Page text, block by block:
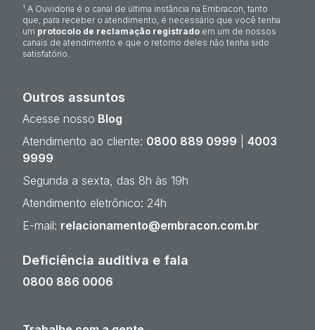
¹ A Ouvidoria é o canal de última instância na Embracon, tanto
que, para receber o atendimento, é necessário que você tenha
um protocolo de reclamação registrado em um de nossos
canais de atendimento e que o retorno deles não tenha sido
satisfatório.
Outros assuntos
Acesse nosso Blog
Atendimento ao cliente: 0800 889 0999
4003
9999
Segunda a sexta, das 8h às 19h
Atendimento eletrônico: 24h
E-mail: relacionamento@embracon.com.br
Deficiência auditiva e fala
0800 886 0006